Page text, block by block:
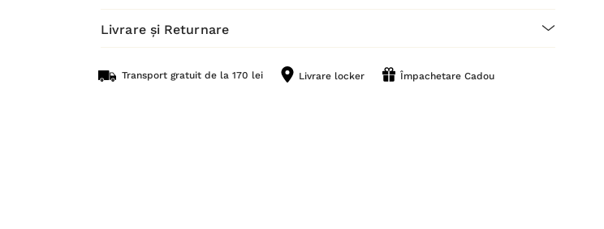
Livrare și Returnare
Transport gratuit de la 170 lei Livrare locker Împachetare Cadou